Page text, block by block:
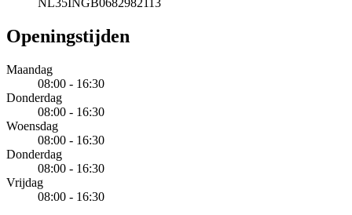
NL35INGB0682982113
Openingstijden
Maandag
08:00 - 16:30
Donderdag
08:00 - 16:30
Woensdag
08:00 - 16:30
Donderdag
08:00 - 16:30
Vrijdag
08:00 - 16:30